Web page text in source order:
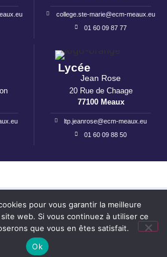
college.ste-marie@ecm-meaux.eu
01 60 09 87 77
Lycée
Jean Rose
20 Rue de Chaage
77100 Meaux
ltp.jeanrose@ecm-meaux.eu
01 60 09 88 50
pour vous garantir la meilleure
web. Si vous continuez à utiliser ce
que vous en êtes satisfait.
Ok: compensation de l’impact
internetEn savoir +